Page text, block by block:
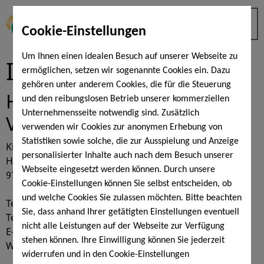
Cookie-Einstellungen
Um Ihnen einen idealen Besuch auf unserer Webseite zu
ermöglichen, setzen wir sogenannte Cookies ein. Dazu
gehören unter anderem Cookies, die für die Steuerung
und den reibungslosen Betrieb unserer kommerziellen
Unternehmensseite notwendig sind. Zusätzlich
verwenden wir Cookies zur anonymen Erhebung von
Statistiken sowie solche, die zur Ausspielung und Anzeige
personalisierter Inhalte auch nach dem Besuch unserer
Webseite eingesetzt werden können. Durch unsere
Cookie-Einstellungen können Sie selbst entscheiden, ob
und welche Cookies Sie zulassen möchten. Bitte beachten
Sie, dass anhand Ihrer getätigten Einstellungen eventuell
nicht alle Leistungen auf der Webseite zur Verfügung
stehen können. Ihre Einwilligung können Sie jederzeit
widerrufen und in den Cookie-Einstellungen
Impressum
Herausgeber &
Verantwortung
KissSalis Betriebsgesellschaft mbH
Heiligenfelder Allee 16
97688 Bad Kissingen
Telefon (0971) 12 18 00 - 0
Telefax (0971) 12 18 00 - 99
E-Mail: info(at)kisssalis.de
Web:www.kisssalis.de